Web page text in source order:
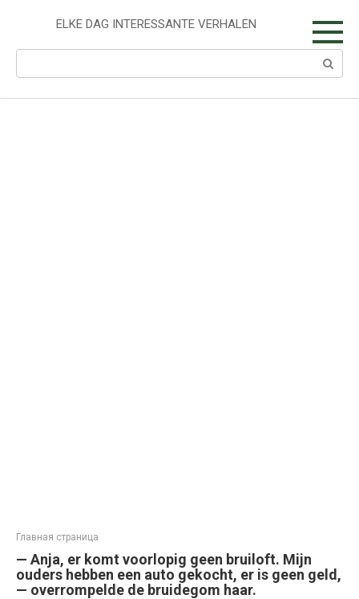
ELKE DAG INTERESSANTE VERHALEN
Search:
Главная страница
— Anja, er komt voorlopig geen bruiloft. Mijn
ouders hebben een auto gekocht, er is geen geld,
— overrompelde de bruidegom haar.